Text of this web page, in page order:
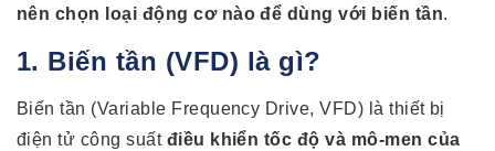
nên chọn loại động cơ nào để dùng với biến tần.
1. Biến tần (VFD) là gì?
Biến tần (Variable Frequency Drive, VFD) là thiết bị
điện tử công suất điều khiển tốc độ và mô-men của